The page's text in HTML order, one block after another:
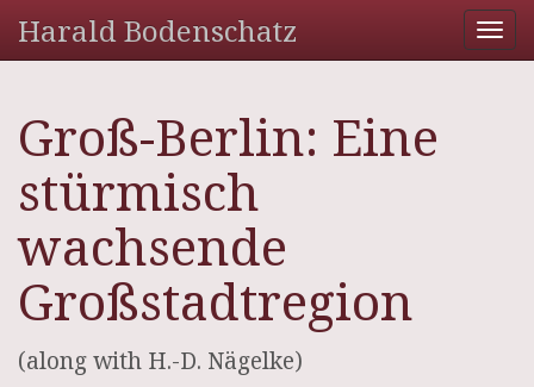
Harald Bodenschatz
Groß-Berlin: Eine
stürmisch
wachsende
Großstadtregion
(along with H.-D. Nägelke)